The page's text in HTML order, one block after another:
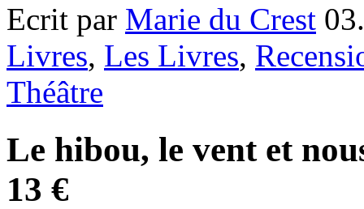
Ecrit par Marie du Crest
Livres, Les Livres,
Théâtre
Le hibou, le vent et
13 €